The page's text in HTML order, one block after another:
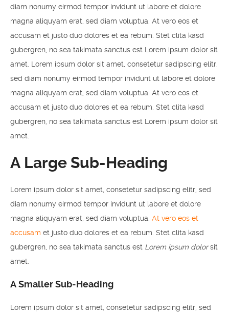
diam nonumy eirmod tempor invidunt ut labore et dolore
magna aliquyam erat, sed diam voluptua. At vero eos et
accusam et justo duo dolores et ea rebum. Stet clita kasd
gubergren, no sea takimata sanctus est Lorem ipsum dolor sit
amet. Lorem ipsum dolor sit amet, consetetur sadipscing elitr,
sed diam nonumy eirmod tempor invidunt ut labore et dolore
magna aliquyam erat, sed diam voluptua. At vero eos et
accusam et justo duo dolores et ea rebum. Stet clita kasd
gubergren, no sea takimata sanctus est Lorem ipsum dolor sit
amet.
A Large Sub-Heading
Lorem ipsum dolor sit amet, consetetur sadipscing elitr, sed
diam nonumy eirmod tempor invidunt ut labore et dolore
magna aliquyam erat, sed diam voluptua. At vero eos et
accusam et justo duo dolores et ea rebum. Stet clita kasd
gubergren, no sea takimata sanctus est Lorem ipsum dolorsit
amet.
A Smaller Sub-Heading
Lorem ipsum dolor sit amet, consetetur sadipscing elitr, sed